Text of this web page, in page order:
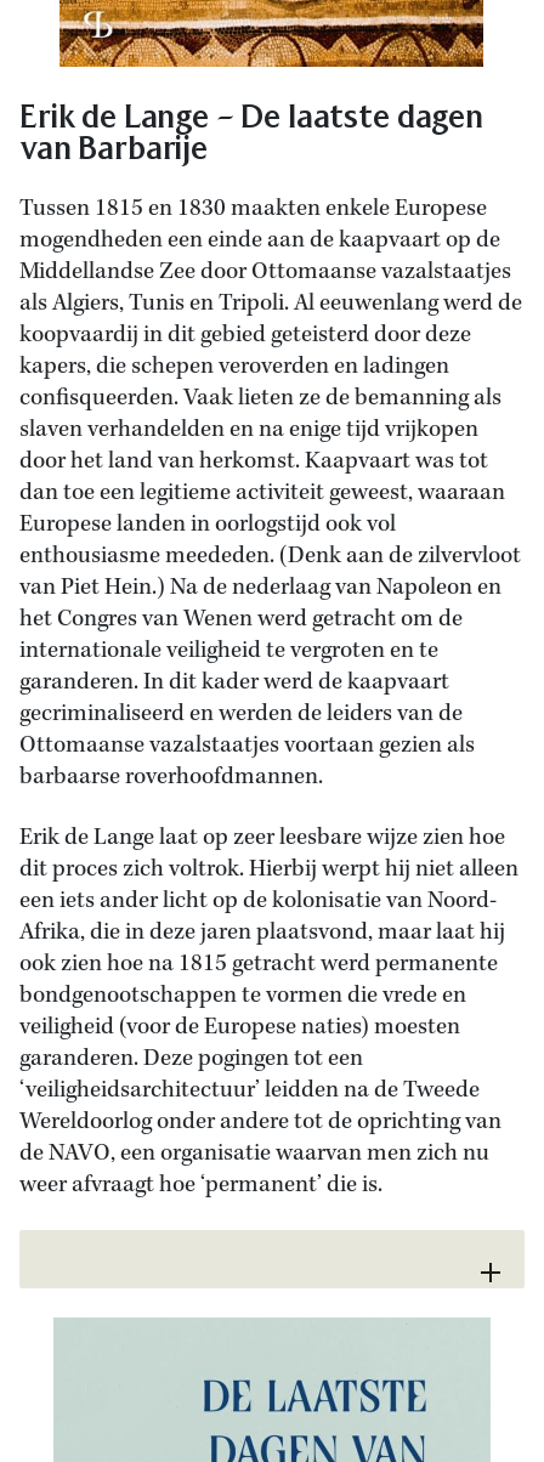
Erik de Lange – De laatste dagen
van Barbarije
Tussen 1815 en 1830 maakten enkele Europese
mogendheden een einde aan de kaapvaart op de
Middellandse Zee door Ottomaanse vazalstaatjes
als Algiers, Tunis en Tripoli. Al eeuwenlang werd de
koopvaardij in dit gebied geteisterd door deze
kapers, die schepen veroverden en ladingen
confisqueerden. Vaak lieten ze de bemanning als
slaven verhandelden en na enige tijd vrijkopen
door het land van herkomst. Kaapvaart was tot
dan toe een legitieme activiteit geweest, waaraan
Europese landen in oorlogstijd ook vol
enthousiasme meededen. (Denk aan de zilvervloot
van Piet Hein.) Na de nederlaag van Napoleon en
het Congres van Wenen werd getracht om de
internationale veiligheid te vergroten en te
garanderen. In dit kader werd de kaapvaart
gecriminaliseerd en werden de leiders van de
Ottomaanse vazalstaatjes voortaan gezien als
barbaarse roverhoofdmannen.
Erik de Lange laat op zeer leesbare wijze zien hoe
dit proces zich voltrok. Hierbij werpt hij niet alleen
een iets ander licht op de kolonisatie van Noord-
Afrika, die in deze jaren plaatsvond, maar laat hij
ook zien hoe na 1815 getracht werd permanente
bondgenootschappen te vormen die vrede en
veiligheid (voor de Europese naties) moesten
garanderen. Deze pogingen tot een
‘veiligheidsarchitectuur’ leidden na de Tweede
Wereldoorlog onder andere tot de oprichting van
de NAVO, een organisatie waarvan men zich nu
weer afvraagt hoe ‘permanent’ die is.